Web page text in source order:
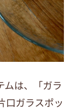
ムは、「ガラ
口ガラスポッ